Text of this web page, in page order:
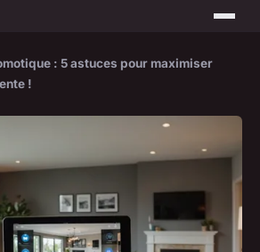
: 5 astuces pour maximiser
!